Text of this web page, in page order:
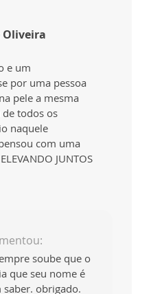
Oliveira
e um
por uma pessoa
pele a mesma
de todos os
naquele
com uma
JUNTOS
soube que o
que seu nome é
saber. obrigado.